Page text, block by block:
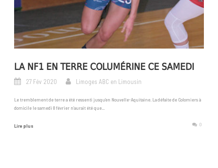
LA NF1 EN TERRE COLUMÉRINE CE SAMEDI
27 Fév 2020 Limoges ABC en Limousin
Le tremblement de terre a été ressenti jusqu’en Nouvelle-Aquitaine. La défaite de Colomiers à
domicile le samedi 8 février n’aurait été que...
Lire plus 0